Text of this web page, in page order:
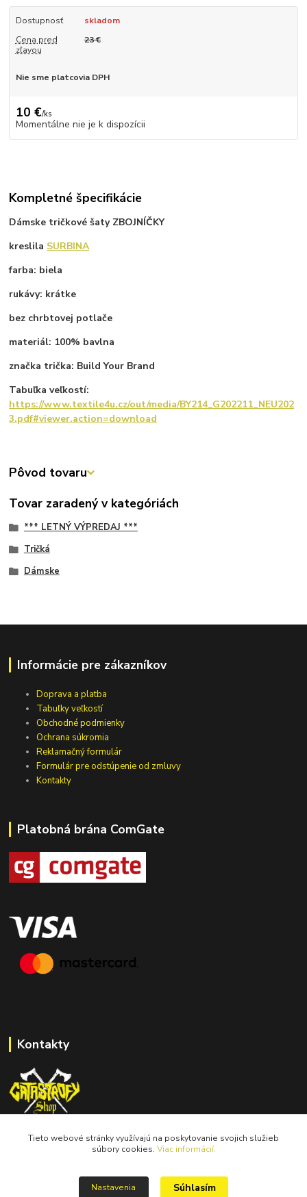
Dostupnosť
skladom
Cena pred
zľavou
23 €
Nie sme platcovia DPH
10 €/ks
Momentálne nie je k dispozícii
Kompletné špecifikácie
Dámske tričkové šaty ZBOJNÍČKY
kreslila SURBINA
farba: biela
rukávy: krátke
bez chrbtovej potlače
materiál: 100% bavlna
značka trička: Build Your Brand
Tabuľka veľkostí:
https://www.textile4u.cz/out/media/BY214_G202211_NEU202
3.pdf#viewer.action=download
Pôvod tovaru
Tovar zaradený v kategóriách
*** LETNÝ VÝPREDAJ ***
Tričká
Dámske
Informácie pre zákazníkov
Doprava a platba
Tabuľky veľkostí
Obchodné podmienky
Ochrana súkromia
Reklamačný formulár
Formulár pre odstúpenie od zmluvy
Kontakty
Platobná brána ComGate
Kontakty
catastrofy.shop@gmail.com
Tieto webové stránky využívajú na poskytovanie svojich služieb
súbory cookies. Viac informácií.
Nastavenia Súhlasím